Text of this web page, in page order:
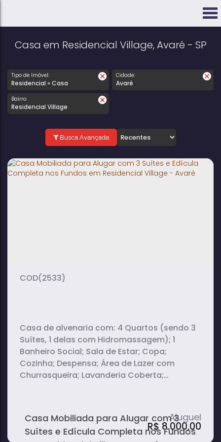
Casa em Residencial Village, Avaré - SP
Tipo de Imóvel:
Residencial » Casa
Cidade:
Avaré
Bairro:
Residencial Village
Busca Avançada
Casa Mobiliada para Alugar com 3
Suítes e Edícula Completa nos Fundos
R$8.000,00
(2533)
Casa de alvenaria com: 4 Quartos (sendo 3
Suítes, 1 delas com Hidromassagem); 1
Banheiro Social; Sala de Estar; Copa;
Cozinha; Despensa; Área de Lazer com
Churrasqueira; Lavanderia Coberta;
mobiliada. Todos os quartos com ar-
condicionado e móveis planejados. E, nos...